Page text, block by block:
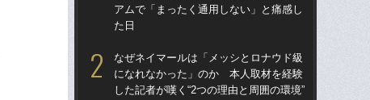
アムで「まったく通用しない」と痛感し
た日
なぜネイマールは「メッシとロナウド級
になれなかった」のか 本人取材を経験
した記者が嘆く“2つの理由と周囲の環境”